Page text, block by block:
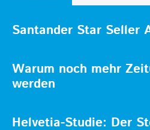
Santander Star Seller
Warum noch mehr
werden
Helvetia-Studie: Der